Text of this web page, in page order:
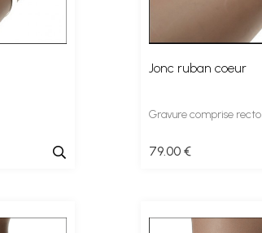
Jonc ruban coeur
Gravure comprise recto
79.00 €